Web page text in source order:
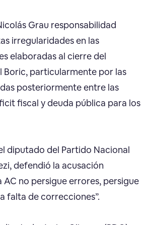
Grau responsabilidad
irregularidades en las
elaboradas al cierre del
Boric, particularmente por las
posteriormente entre las
fiscal y deuda pública para los
diputado del Partido Nacional
defendió la acusación
AC no persigue errores, persigue
falta de correcciones”.